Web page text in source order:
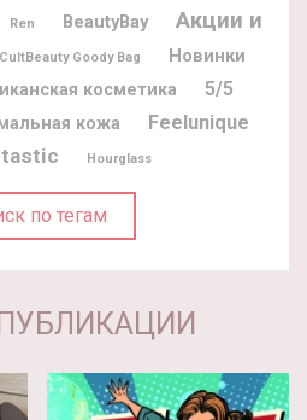
Ren BeautyBay
Акции и
CultBeauty Goody Bag
Новинки
косметика 5/5
кожа Feelunique
Hourglass
по тегам